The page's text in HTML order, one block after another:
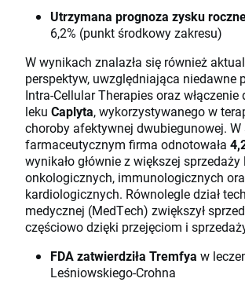
Utrzymana prognoza zysku
6,2% (punkt środkowy zakresu)
W wynikach znalazła się również
perspektyw, uwzględniająca niedawne
Intra-Cellular Therapies oraz
leku Caplyta, wykorzystywanego w
choroby afektywnej dwubiegunowej. W
farmaceutycznym firma odnotowała
wynikało głównie z większej sprzedaży
onkologicznych, immunologicznych
kardiologicznych. Równolegle dział
medycznej (MedTech) zwiększył
częściowo dzięki przejęciom i
FDA zatwierdziła Tremfya w
Leśniowskiego-Crohna